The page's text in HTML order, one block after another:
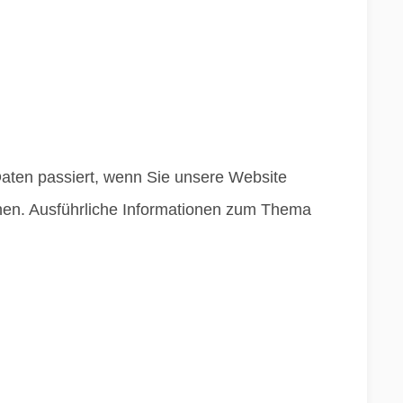
passiert, wenn Sie unsere Website
Ausführliche Informationen zum Thema